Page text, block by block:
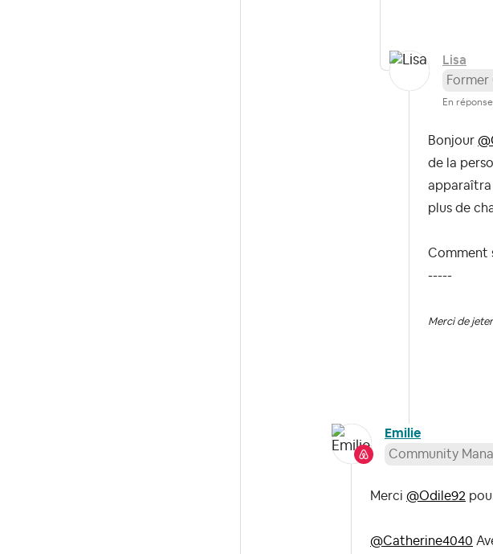
Lisa
En
Bonjour
de la
apparaîtra
plus de
Comment
-----
Merci de
Emilie
Community
Merci @Odile92
@Catherine4040